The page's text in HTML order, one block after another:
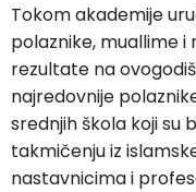
Tokom akademije
polaznike, muallime i
rezultate na
najredovnije
srednjih škola koji su
takmičenju iz
nastavnicima i